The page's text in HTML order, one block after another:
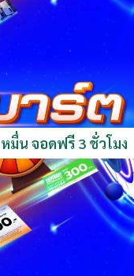
มื่น จอดฟรี 3 ชั่วโมง